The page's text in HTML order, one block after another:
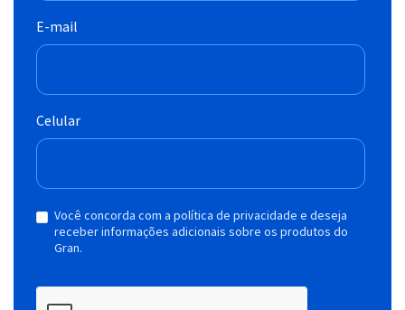
E-mail
Celular
Você concorda com a política de privacidade e deseja
receber informações adicionais sobre os produtos do
Gran.